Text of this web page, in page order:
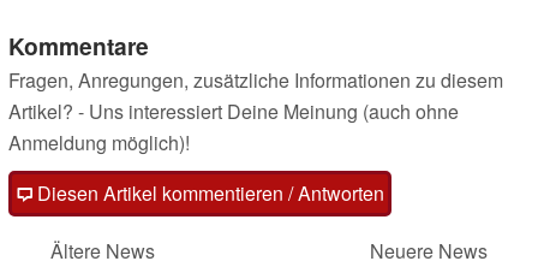
Kommentare
Fragen, Anregungen, zusätzliche Informationen zu diesem
Artikel? - Uns interessiert Deine Meinung (auch ohne
Anmeldung möglich)!
Diesen Artikel kommentieren / Antworten
Ältere News
Neuere News